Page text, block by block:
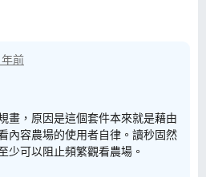
前
畫，原因是這個套件本來就是藉由
內容農場的使用者自律。讀秒固然
少可以阻止頻繁觀看農場。